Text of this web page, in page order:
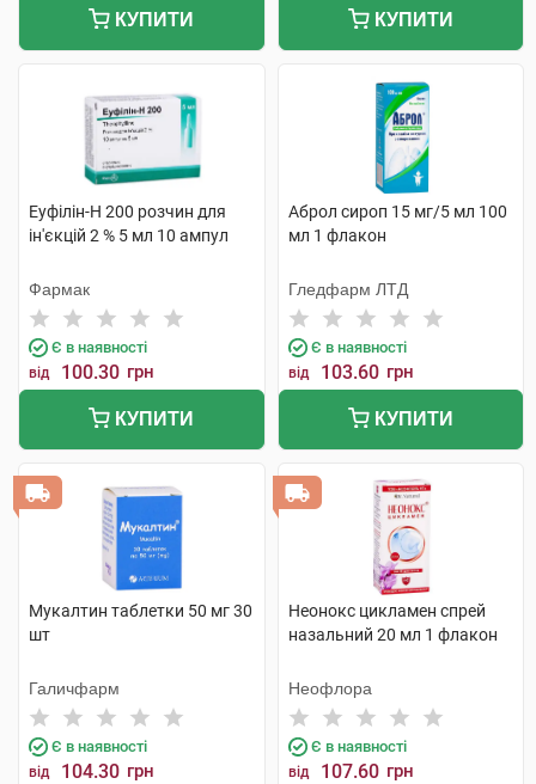
КУПИТИ КУПИТИ
Еуфілін-Н 200 розчин для
ін'єкцій 2 % 5 мл 10 ампул
Фармак
Є в наявності
від 100.30 грн
КУПИТИ
Аброл сироп 15 мг/5 мл 100
мл 1 флакон
Гледфарм ЛТД
Є в наявності
від 103.60 грн
КУПИТИ
Мукалтин таблетки 50 мг 30
шт
Галичфарм
Є в наявності
від 104.30 грн
Неонокс цикламен спрей
назальний 20 мл 1 флакон
Неофлора
Є в наявності
від 107.60 грн